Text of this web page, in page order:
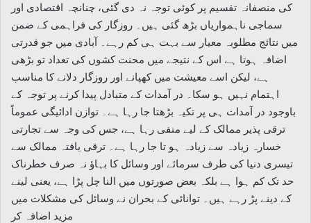
کی منصفانہ تقسیم پر کوئی توجہ نہ دی گئی، چنانچہ اقتصادی اور
سماجی ناہمواریاں بڑھ گئی ہیں۔ روزگار کی فراہمی کے ضمن
میں نتائج مطلوبہ معیار سے بہت ہی کم رہے۔ آبادی میں جو قدرتی
اضافہ ہوتا ہے اس کے نتیجے میں محنت کشوں کی تعداد تو بڑھی
ہے، لیکن اسے معیشت میں کھپانے اور روزگار دلانے کا مناسب
اہتمام نہیں ہو سکا۔ در آمدات کے متبادل پیدا کرنے پر توجہ کے
باوجود در آمدات ہی پر تکیہ بڑھتا جا رہا ہے۔ توازن ادائیگی عموماً
ترقی پذیر ممالک کے لیے منفی رہا ہے، جس کی وجہ سے تجارتی
خسارہ زیادہ سے زیادہ ہو تا جا رہا ہے۔ ترقی یافتہ ممالک سے
تیسری دنیا کی طرف سرمائے اور وسائل کا بہاؤ نہ صرف خطرناک
حد تک کم ہوا ہے بلکہ بعض صورتوں میں النا چل پڑا ہے، یعنی لینے
کے دینے پڑ رہے ہیں۔ توانائی کے بحران نے وسائل کی مشکلات میں
مزید اضافہ کر